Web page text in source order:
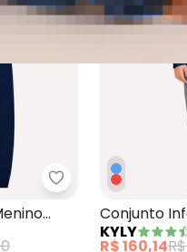
Game Marinho
Milon - Conjunto
Conjunto
Estampa
KYLY
R$ 160,14